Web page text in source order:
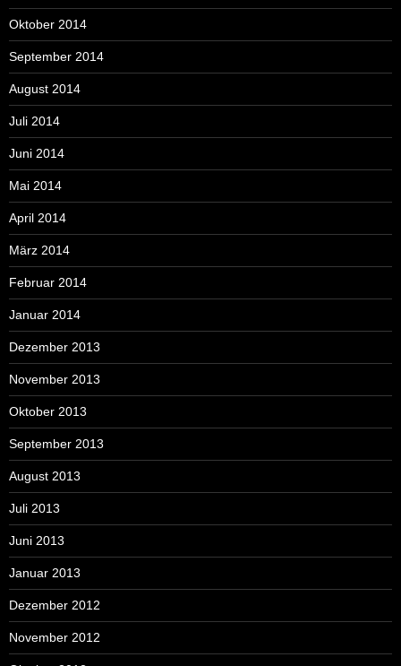
Oktober 2014
September 2014
August 2014
Juli 2014
Juni 2014
Mai 2014
April 2014
März 2014
Februar 2014
Januar 2014
Dezember 2013
November 2013
Oktober 2013
September 2013
August 2013
Juli 2013
Juni 2013
Januar 2013
Dezember 2012
November 2012